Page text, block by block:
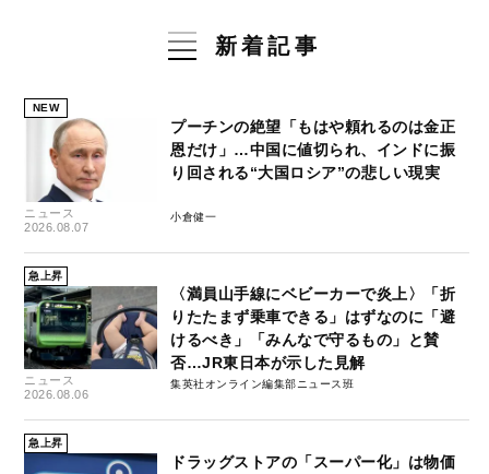
新着記事
NEW
ニュース
2026.08.07
プーチンの絶望「もはや頼れるのは金正
恩だけ」…中国に値切られ、インドに振
り回される“大国ロシア”の悲しい現実
小倉健一
急上昇
ニュース
2026.08.06
〈満員山手線にベビーカーで炎上〉「折
りたたまず乗車できる」はずなのに「避
けるべき」「みんなで守るもの」と賛
否…JR東日本が示した見解
集英社オンライン編集部ニュース班
急上昇
ドラッグストアの「スーパー化」は物価